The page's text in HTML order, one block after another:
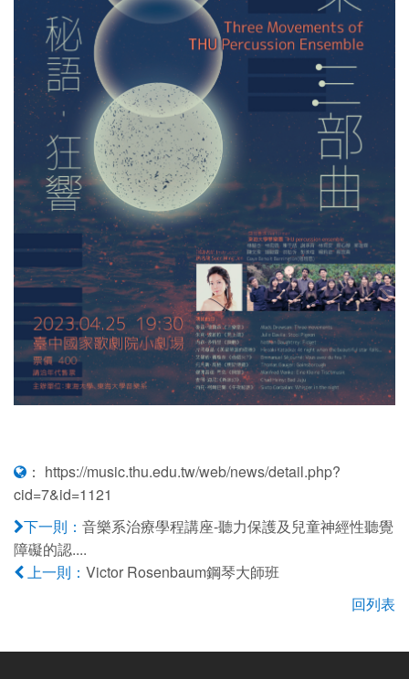
： https://music.thu.edu.tw/web/news/detail.php?
cid=7&id=1121
下一則： 音樂系治療學程講座-​​​​​​​聽力保護及兒童神經性聽覺
障礙的認....
上一則： Victor Rosenbaum鋼琴大師班
回列表